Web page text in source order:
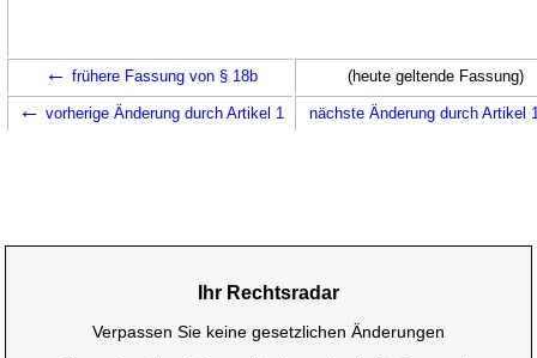
← frühere Fassung von § 18b (heute geltende Fassung)
← vorherige Änderung durch Artikel 1 nächste Änderung durch Artikel
Ihr Rechtsradar
Verpassen Sie keine gesetzlichen Änderungen